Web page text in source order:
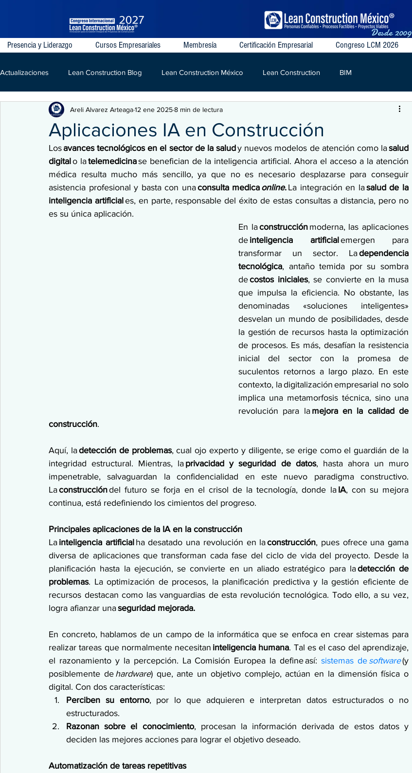
Desde 2009
Presencia y Liderazgo Cursos Empresariales Membresía Certificación Empresarial Congreso LCM 2026
Actualizaciones Lean Construction Blog Lean Construction México Lean Construction BIM
Last Planner System VDC IPD Lean LPDS Contratos Colaborativos
Construcción
Aplicaciones IA en Construcción
Areli Alvarez Arteaga12 ene 20258 min de lectura
Los avances tecnológicos en el sector de la salud y nuevos modelos de atención como la salud
digital o la telemedicina se benefician de la inteligencia artificial. Ahora el acceso a la atención
médica resulta mucho más sencillo, ya que no es necesario desplazarse para conseguir
asistencia profesional y basta con una consulta medica online. La integración en la salud de la
inteligencia artificial es, en parte, responsable del éxito de estas consultas a distancia, pero no
es su única aplicación.
En la construcción moderna, las aplicaciones
de inteligencia artificial emergen para
transformar un sector. La dependencia
tecnológica, antaño temida por su sombra
de costos iniciales, se convierte en la musa
que impulsa la eficiencia. No obstante, las
denominadas «soluciones inteligentes»
desvelan un mundo de posibilidades, desde
la gestión de recursos hasta la optimización
de procesos. Es más, desafían la resistencia
inicial del sector con la promesa de
suculentos retornos a largo plazo. En este
contexto, la digitalización empresarial no solo
implica una metamorfosis técnica, sino una
revolución para la mejora en la calidad de
construcción.
Aquí, la detección de problemas, cual ojo experto y diligente, se erige como el guardián de la
integridad estructural. Mientras, la privacidad y seguridad de datos, hasta ahora un muro
impenetrable, salvaguardan la confidencialidad en este nuevo paradigma constructivo.
La construcción del futuro se forja en el crisol de la tecnología, donde la IA, con su mejora
continua, está redefiniendo los cimientos del progreso.
Principales aplicaciones de la IA en la construcción
La inteligencia artificial ha desatado una revolución en la construcción, pues ofrece una gama
diversa de aplicaciones que transforman cada fase del ciclo de vida del proyecto. Desde la
planificación hasta la ejecución, se convierte en un aliado estratégico para la detección de
problemas. La optimización de procesos, la planificación predictiva y la gestión eficiente de
recursos destacan como las vanguardias de esta revolución tecnológica. Todo ello, a su vez,
logra afianzar una seguridad mejorada.
En concreto, hablamos de un campo de la informática que se enfoca en crear sistemas para
realizar tareas que normalmente necesitan inteligencia humana. Tal es el caso del aprendizaje,
el razonamiento y la percepción. La Comisión Europea la define así: sistemas de software (y
posiblemente de hardware) que, ante un objetivo complejo, actúan en la dimensión física o
digital. Con dos características:
Perciben su entorno, por lo que adquieren e interpretan datos estructurados o no
estructurados.
Razonan sobre el conocimiento, procesan la información derivada de estos datos y
deciden las mejores acciones para lograr el objetivo deseado.
Automatización de tareas repetitivas